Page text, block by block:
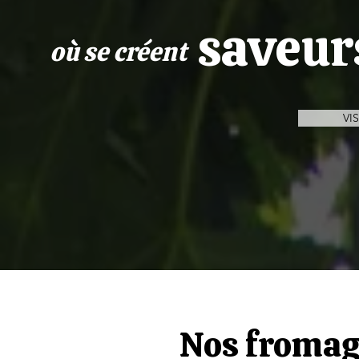
où se créent
Nos